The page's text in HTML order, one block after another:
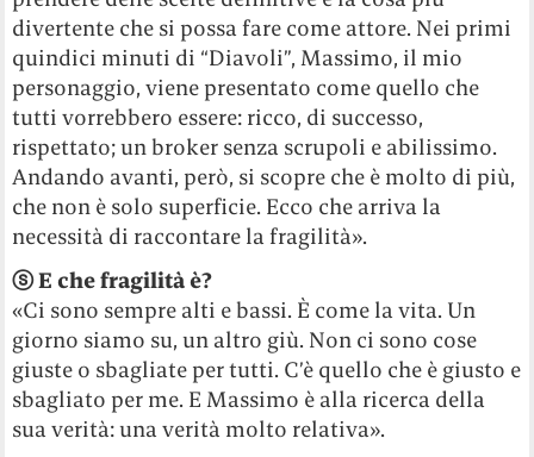
divertente che si possa fare come attore. Nei primi
quindici minuti di “Diavoli”, Massimo, il mio
personaggio, viene presentato come quello che
tutti vorrebbero essere: ricco, di successo,
rispettato; un broker senza scrupoli e abilissimo.
Andando avanti, però, si scopre che è molto di più,
che non è solo superficie. Ecco che arriva la
necessità di raccontare la fragilità».
ⓢE che fragilità è?
«Ci sono sempre alti e bassi. È come la vita. Un
giorno siamo su, un altro giù. Non ci sono cose
giuste o sbagliate per tutti. C’è quello che è giusto e
sbagliato per me. E Massimo è alla ricerca della
sua verità: una verità molto relativa».